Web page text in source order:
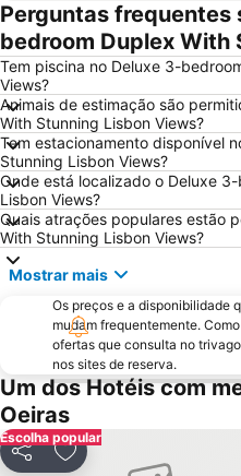
Benfica
Baixa de Lisboa
Praça de Touros de Campo Pequeno
Estação de Caminhos de Ferro de Sete Rios
Avenida da Liberdade
Marquês de Pombal
Praia das Maçãs
Praia Tróia Mar
Parque Natural da Arrabida
Lagoa de Albufeira
Tróia Beach
Oceanário de Lisboa
Chiado
Alvalade
Gare do Oriente
Perguntas frequentes
bedroom Duplex With
Tem piscina no Deluxe 3-
Views?
Animais de estimação são
With Stunning Lisbon Views?
Tem estacionamento disponível
Stunning Lisbon Views?
Onde está localizado o Deluxe
Lisbon Views?
Quais atrações populares estão
With Stunning Lisbon Views?
Mostrar mais
Os preços e a disponibilidade
mudam frequentemente.
ofertas que consulta no
nos sites de reserva.
Um dos Hotéis com
Oeiras
Escolha popular
PartilharAdicionar aos